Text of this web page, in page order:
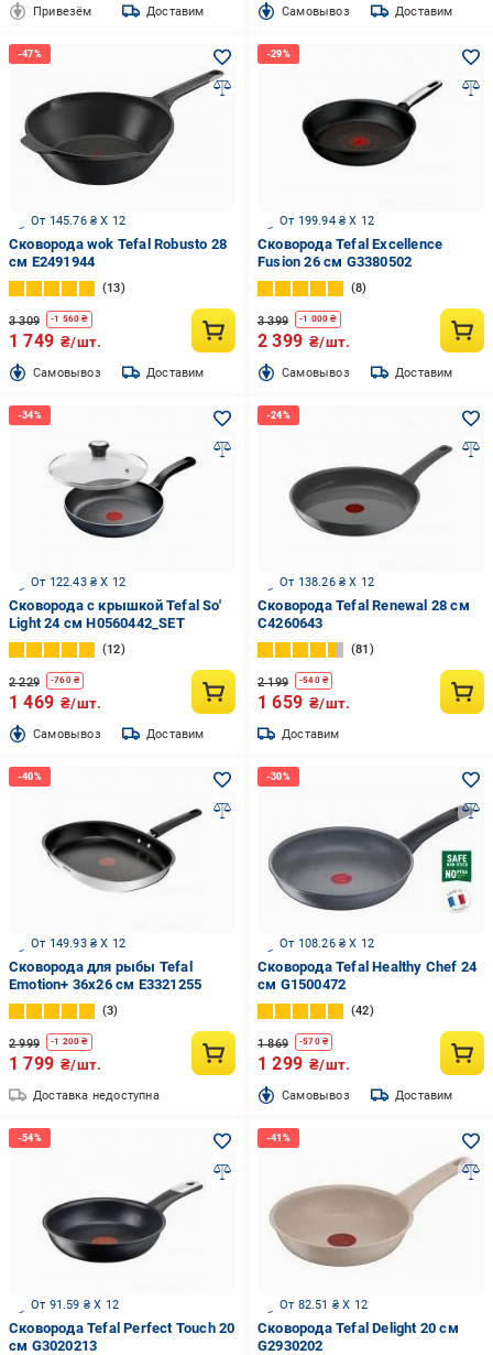
Привезём Доставим Cамовывоз Доставим
От 145.76 ₴ X 12
Сковорода wok Tefal Robusto 28
см E2491944
13
3 309 -1 560 ₴
1 749 ₴/шт.
Cамовывоз Доставим
От 199.94 ₴ X 12
Сковорода Tefal Excellence
Fusion 26 см G3380502
8
3 399 -1 000 ₴
2 399 ₴/шт.
Cамовывоз Доставим
От 122.43 ₴ X 12
Сковорода с крышкой Tefal So'
Light 24 см H0560442_SET
12
2 229 -760₴
1 469 ₴/шт.
Cамовывоз Доставим
От 138.26 ₴ X 12
Сковорода Tefal Renewal 28 см
C4260643
81
2 199 -540₴
1 659 ₴/шт.
Доставим
От 149.93 ₴ X 12
Сковорода для рыбы Tefal
Emotion+ 36x26 см E3321255
3
2 999 -1 200 ₴
1 799 ₴/шт.
Доставка недоступна
От 108.26 ₴ X 12
Сковорода Tefal Healthy Chef 24
см G1500472
42
1 869 -570₴
1 299 ₴/шт.
Cамовывоз Доставим
От 91.59 ₴ X 12
Сковорода Tefal Perfect Touch 20
см G3020213
От 82.51 ₴ X 12
Сковорода Tefal Delight 20 см
G2930202